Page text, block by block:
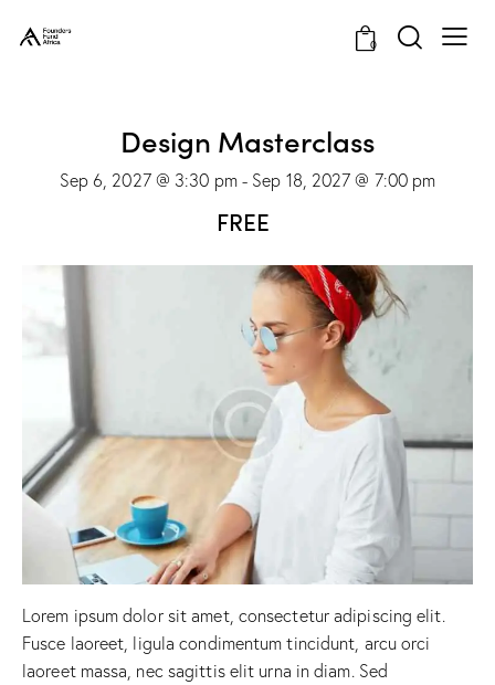
0
Design Masterclass
Sep 6, 2027 @ 3:30 pm- Sep 18, 2027 @ 7:00 pm
FREE
Lorem ipsum dolor sit amet, consectetur adipiscing elit.
Fusce laoreet, ligula condimentum tincidunt, arcu orci
laoreet massa, nec sagittis elit urna in diam. Sed